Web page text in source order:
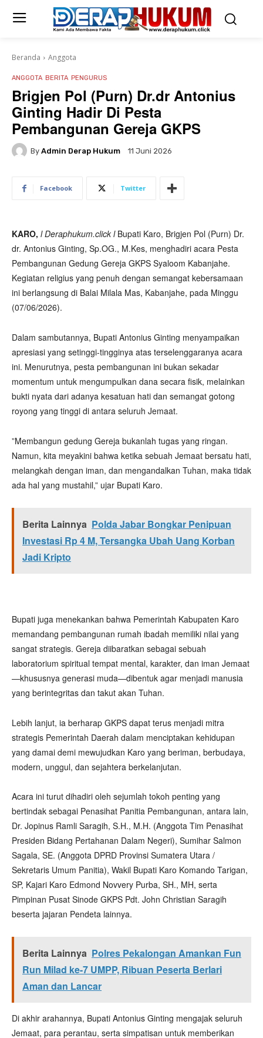
Beranda Anggota
ANGGOTA BERITA PENGURUS
Brigjen Pol (Purn) Dr.dr Antonius
Ginting Hadir Di Pesta
Pembangunan Gereja GKPS
By Admin Derap Hukum 11 Juni 2026
Facebook Twitter
KARO, l Deraphukum.click l Bupati Karo, Brigjen Pol (Purn) Dr.
dr. Antonius Ginting, Sp.OG., M.Kes, menghadiri acara Pesta
Pembangunan Gedung Gereja GKPS Syaloom Kabanjahe.
Kegiatan religius yang penuh dengan semangat kebersamaan
ini berlangsung di Balai Milala Mas, Kabanjahe, pada Minggu
(07/06/2026).
​Dalam sambutannya, Bupati Antonius Ginting menyampaikan
apresiasi yang setinggi-tingginya atas terselenggaranya acara
ini. Menurutnya, pesta pembangunan ini bukan sekadar
momentum untuk mengumpulkan dana secara fisik, melainkan
bukti nyata dari adanya kesatuan hati dan semangat gotong
royong yang tinggi di antara seluruh Jemaat.
​”Membangun gedung Gereja bukanlah tugas yang ringan.
Namun, kita meyakini bahwa ketika sebuah Jemaat bersatu hati,
melangkah dengan iman, dan mengandalkan Tuhan, maka tidak
ada hal yang mustahil,” ujar Bupati Karo.
Berita Lainnya Polda Jabar Bongkar Penipuan
Investasi Rp 4 M, Tersangka Ubah Uang Korban
Jadi Kripto
​Bupati juga menekankan bahwa Pemerintah Kabupaten Karo
memandang pembangunan rumah ibadah memiliki nilai yang
sangat strategis. Gereja diibaratkan sebagai sebuah
laboratorium spiritual tempat mental, karakter, dan iman Jemaat
—khususnya generasi muda—dibentuk agar menjadi manusia
yang berintegritas dan takut akan Tuhan.
​Lebih lanjut, ia berharap GKPS dapat terus menjadi mitra
strategis Pemerintah Daerah dalam menciptakan kehidupan
yang damai demi mewujudkan Karo yang beriman, berbudaya,
modern, unggul, dan sejahtera berkelanjutan.
​Acara ini turut dihadiri oleh sejumlah tokoh penting yang
bertindak sebagai Penasihat Panitia Pembangunan, antara lain, ​
Dr. Jopinus Ramli Saragih, S.H., M.H. (Anggota Tim Penasihat
Presiden Bidang Pertahanan Dalam Negeri), ​Sumihar Salmon
Sagala, SE. (Anggota DPRD Provinsi Sumatera Utara /
Sekretaris Umum Panitia), Wakil Bupati Karo Komando Tarigan,
SP, Kajari Karo Edmond Novvery Purba, SH., MH, serta
Pimpinan Pusat Sinode GKPS Pdt. John Christian Saragih
beserta jajaran Pendeta lainnya.
Berita Lainnya Polres Pekalongan Amankan Fun
Run Milad ke-7 UMPP, Ribuan Peserta Berlari
Aman dan Lancar
​Di akhir arahannya, Bupati Antonius Ginting mengajak seluruh
Jemaat, para perantau, serta simpatisan untuk memberikan